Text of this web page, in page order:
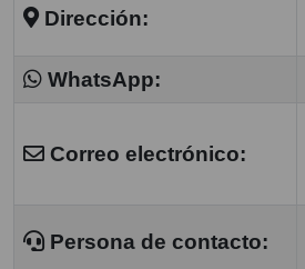
Dirección:
WhatsApp:
Correo electrónico:
Persona de contacto: